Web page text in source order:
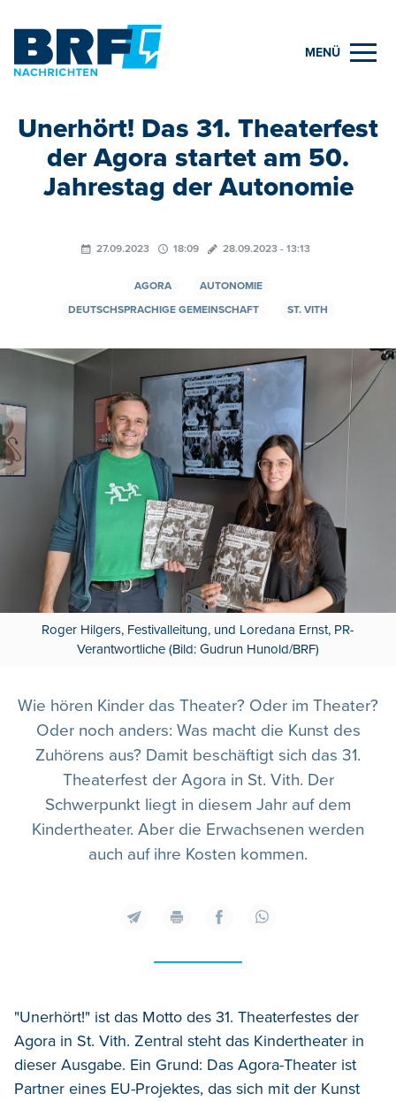
MENÜ
Unerhört! Das 31. Theaterfest
der Agora startet am 50.
Jahrestag der Autonomie
27.09.2023 18:09 28.09.2023 - 13:13
AGORA
AUTONOMIE
DEUTSCHSPRACHIGE GEMEINSCHAFT
ST. VITH
Roger Hilgers, Festivalleitung, und Loredana Ernst, PR-
Verantwortliche (Bild: Gudrun Hunold/BRF)
Wie hören Kinder das Theater? Oder im Theater?
Oder noch anders: Was macht die Kunst des
Zuhörens aus? Damit beschäftigt sich das 31.
Theaterfest der Agora in St. Vith. Der
Schwerpunkt liegt in diesem Jahr auf dem
Kindertheater. Aber die Erwachsenen werden
auch auf ihre Kosten kommen.
"Unerhört!" ist das Motto des 31. Theaterfestes der
Agora in St. Vith. Zentral steht das Kindertheater in
dieser Ausgabe. Ein Grund: Das Agora-Theater ist
Partner eines EU-Projektes, das sich mit der Kunst